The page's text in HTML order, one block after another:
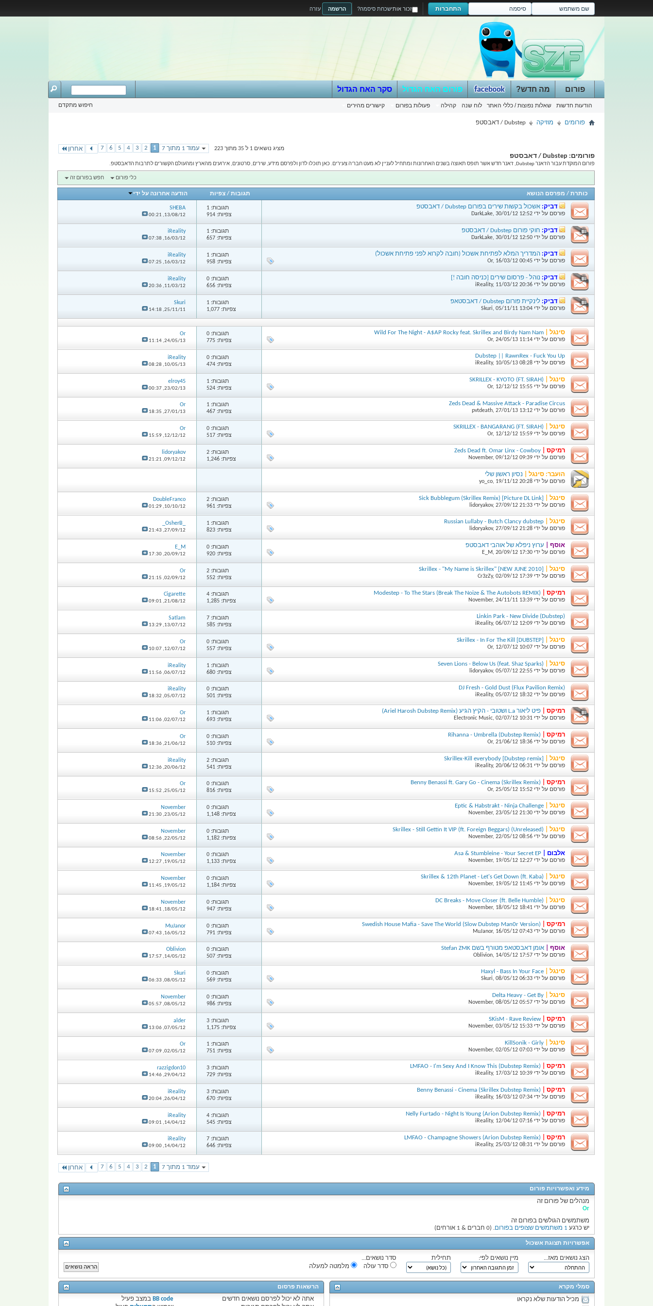
הרשמה עזרה התחברות זכור אותישכחת סיסמה?
פורום
הודעות חדשות שאלות נפוצות / כללי האתר לוח שנה קהילה פעולות בפורום קישורים מהירים
מה חדש? פורום האח הגדול סקר האח הגדול
חיפוש מתקדם
פורומים מוזיקה Dubstep / דאבסטפ
עמוד 1 מתוך 7 1
2
3
4
5
6
7 אחרון מציג נושאים 1 ל 35 מתוך 223
פורומים: Dubstep / דאבסטפ
פורום המוקדת עבור הז'אנר Dubstep, ז'אנר חדש אשר תופס תאוצה בשנים האחרונות ומתחיל לעניין לא מעט חבר'ה צעירים. כאן תוכלו לדון ולפרסם מידע, שירים, סרטונים, אירועים מהארץ ומהעולם הקשורים לתרבות הדאבסטפ.
כלי פורום חפש בפורום זה
כותרת / מפרסם הנושא תגובות /צפיות הודעה אחרונה על ידי
דביק: אשכול בקשות שירים בפורום Dubstep / דאבסטפ
פורסם על ידי DarkLake, 30/01/12 12:52
תגובות: 1
צפיות: 914
SHEBA
13/08/12,
00:21
דביק: חוקי פורום Dubstep / דאבסטפ
פורסם על ידי DarkLake, 30/01/12 12:50
תגובות: 1
צפיות: 657
iReality
16/03/12,
07:38
דביק: המדריך המלא לפתיחת אשכול (חובה לקרוא לפני פתיחת אשכול)
פורסם על ידי Or, 16/03/12 00:45
תגובות: 1
צפיות: 958
iReality
16/03/12,
07:25
דביק: נוהל - פרסום שירים [כניסה חובה !]
פורסם על ידי iReality, 11/03/12 20:36
תגובות: 0
צפיות: 656
iReality
11/03/12,
20:36
דביק: לינקיית פורום Dubstep / דאבסטאפ
פורסם על ידי Skuri, 05/11/11 13:04
תגובות: 1
צפיות: 1,077
Skuri
25/11/11,
14:18
סינגל | Wild For The Night - A$AP Rocky feat. Skrillex and Birdy Nam Nam
פורסם על ידי Or, 24/05/13 11:14
תגובות: 0
צפיות: 775
Or
24/05/13,
11:14
Dubstep || RawnRex - Fuck You Up
פורסם על ידי iReality, 10/05/13 08:28
תגובות: 0
צפיות: 474
iReality
10/05/13,
08:28
סינגל | (SKRILLEX - KYOTO (FT. SIRAH
פורסם על ידי Or, 12/12/12 15:55
תגובות: 1
צפיות: 524
elroy45
23/02/13,
00:37
Zeds Dead & Massive Attack - Paradise Circus
פורסם על ידי pvtdeath, 27/01/13 13:12
תגובות: 1
צפיות: 467
Or
27/01/13,
18:35
סינגל | (SKRILLEX - BANGARANG (FT. SIRAH
פורסם על ידי Or, 12/12/12 15:59
תגובות: 0
צפיות: 517
Or
12/12/12,
15:59
רמיקס | Zeds Dead ft. Omar Linx - Cowboy
פורסם על ידי November, 09/12/12 09:39
תגובות: 2
צפיות: 1,246
lidoryakov
09/12/12,
21:21
הועבר: סינגל | נסיון ראשון שלי
פורסם על ידי yo_co, 19/11/12 20:28
סינגל | Sick Bubblegum (Skrillex Remix) [Picture DL Link]
פורסם על ידי lidoryakov, 27/09/12 21:33
תגובות: 2
צפיות: 961
DoubleFranco
10/10/12,
01:29
סינגל | Russian Lullaby - Butch Clancy dubstep
פורסם על ידי lidoryakov, 27/09/12 21:28
תגובות: 1
צפיות: 823
27/09/12,
21:43
אוסף | ערוץ ניפלא של אוהבי דאבסטפ
פורסם על ידי E_M, 20/09/12 17:30
תגובות: 0
צפיות: 920
E_M
20/09/12,
17:30
סינגל | [Skrillex - "My Name is Skrillex" [NEW JUNE 2010
פורסם על ידי Cr3zZy, 02/09/12 17:39
תגובות: 2
צפיות: 552
Or
02/09/12,
21:15
רמיקס | (Modestep - To The Stars (Break The Noize & The Autobots REMIX
פורסם על ידי November, 24/11/11 13:39
תגובות: 4
צפיות: 1,285
Cigarette
21/08/12,
09:01
(Linkin Park - New Divide (Dubstep
פורסם על ידי iReality, 06/07/12 12:09
תגובות: 7
צפיות: 585
Satlam
13/07/12,
13:29
סינגל |
פורסם על ידי Or, 12/07/12 10:07
תגובות: 0
צפיות: 557
Or
12/07/12,
10:07
סינגל | Seven Lions - Below Us (feat. Shaz Sparks)
פורסם על ידי lidoryakov, 05/07/12 22:55
תגובות: 1
צפיות: 680
iReality
06/07/12,
11:56
(DJ Fresh - Gold Dust (Flux Pavilion Remix
פורסם על ידי iReality, 05/07/12 18:32
תגובות: 0
צפיות: 501
iReality
05/07/12,
18:32
רמיקס | פיט ליאור L.a ושטובי - הקיץ הגיע (Ariel Harosh Dubstep Remix)
פורסם על ידי Electronic Music, 02/07/12 10:31
תגובות: 1
צפיות: 693
Or
02/07/12,
11:06
רמיקס | (Rihanna - Umbrella (Dubstep Remix
פורסם על ידי Or, 21/06/12 18:36
תגובות: 0
צפיות: 510
Or
21/06/12,
18:36
סינגל | [Skrillex-Kill everybody [Dubstep remix
פורסם על ידי iReality, 20/06/12 06:31
תגובות: 2
צפיות: 541
iReality
20/06/12,
12:36
רמיקס | (Benny Benassi ft. Gary Go - Cinema (Skrillex Remix
פורסם על ידי Or, 25/05/12 15:52
תגובות: 0
צפיות: 816
Or
25/05/12,
15:52
סינגל | Eptic & Habstrakt - Ninja Challenge
פורסם על ידי November, 23/05/12 21:30
תגובות: 0
צפיות: 1,148
November
23/05/12,
21:30
סינגל | (Skrillex - Still Gettin It VIP (ft. Foreign Beggars) (Unreleased
פורסם על ידי November, 22/05/12 08:56
תגובות: 0
צפיות: 1,182
November
22/05/12,
08:56
אלבום | Asa & Stumbleine - Your Secret EP
פורסם על ידי November, 19/05/12 12:27
תגובות: 0
צפיות: 1,133
November
19/05/12,
12:27
סינגל | (Skrillex & 12th Planet - Let's Get Down (ft. Kaba
פורסם על ידי November, 19/05/12 11:45
תגובות: 0
צפיות: 1,184
November
19/05/12,
11:45
סינגל | (DC Breaks - Move Closer (ft. Belle Humble
פורסם על ידי November, 18/05/12 18:41
תגובות: 0
צפיות: 947
November
18/05/12,
18:41
רמיקס | Swedish House Mafia - Save The World (Slow Dubstep Man0r Version)
פורסם על ידי MuJanor, 16/05/12 07:43
תגובות: 0
צפיות: 791
MuJanor
16/05/12,
07:43
אוסף | אומן דאבסטאפ מטורף בשם Stefan ZMK
פורסם על ידי Oblivion, 14/05/12 17:57
תגובות: 0
צפיות: 507
Oblivion
14/05/12,
17:57
סינגל | Haxyl - Bass In Your Face
פורסם על ידי Skuri, 08/05/12 06:33
תגובות: 0
צפיות: 569
Skuri
08/05/12,
06:33
סינגל | Delta Heavy - Get By
פורסם על ידי November, 08/05/12 05:57
תגובות: 0
צפיות: 986
November
08/05/12,
05:57
רמיקס | SKisM - Rave Review
פורסם על ידי November, 03/05/12 15:33
תגובות: 3
צפיות: 1,175
alder
07/05/12,
13:06
סינגל | KillSonik - Girly
פורסם על ידי November, 02/05/12 07:03
תגובות: 1
צפיות: 751
Or
02/05/12,
07:09
רמיקס | (LMFAO - I'm Sexy And I Know This (Dubstep Remix
פורסם על ידי iReality, 17/03/12 10:39
תגובות: 3
צפיות: 729
razzigdon10
29/04/12,
14:46
רמיקס | (Benny Benassi - Cinema (Skrillex Dubstep Remix
פורסם על ידי iReality, 16/03/12 07:34
תגובות: 3
צפיות: 670
iReality
26/04/12,
20:04
רמיקס | (Nelly Furtado - Night Is Young (Arion Dubstep Remix
פורסם על ידי iReality, 12/04/12 07:16
תגובות: 4
צפיות: 545
iReality
14/04/12,
09:01
רמיקס | (LMFAO - Champagne Showers (Arion Dubstep Remix
פורסם על ידי iReality, 25/03/12 08:31
תגובות: 7
צפיות: 646
iReality
14/04/12,
09:00
עמוד 1 מתוך 7 1
2
3
4
5
6
7 אחרון
מידע ואפשרויות פורום
מנהלים של פורום זה
Or
משתמשים הגולשים בפורום זה
יש כרגע 1 משתמשים שצופים בפורום . (0 חברים & 1 אורחים)
אפשרויות תצוגת אשכול
הצג נושאים מאז... מיין נושאים לפי: תחילית
סדר נושאים...
סדר עולה
מלמטה למעלה
סמלי מקרא
מכיל הודעות שלא נקראו
הרשאות פרסום
אתהלא יכול לפרסם נושאים חדשים
BB code במצב פעיל